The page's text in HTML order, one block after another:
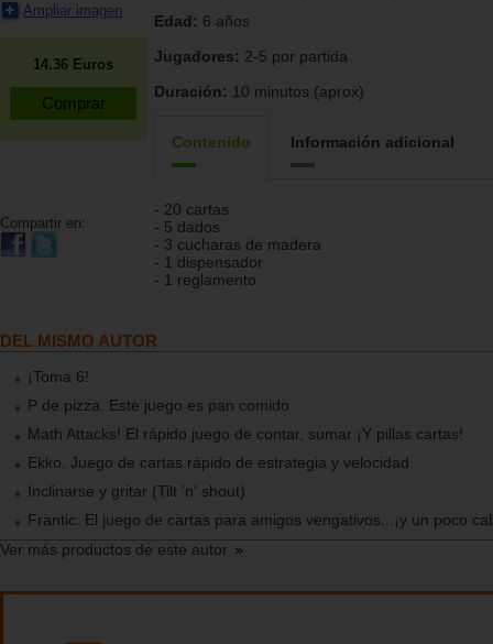
Ampliar imagen
14.36 Euros
Compartir en:
Edad: 6 años
Jugadores: 2-5 por partida
Duración: 10 minutos (aprox)
Contenido Información adicional
- 20 cartas
- 5 dados
- 3 cucharas de madera
- 1 dispensador
- 1 reglamento
DEL MISMO AUTOR
¡Toma 6!
P de pizza. Este juego es pan comido
Math Attacks! El rápido juego de contar, sumar ¡Y pillas cartas!
Ekko. Juego de cartas rápido de estrategia y velocidad
Inclinarse y gritar (Tilt 'n' shout)
Frantic. El juego de cartas para amigos vengativos...¡y un poco
Ver más productos de este autor